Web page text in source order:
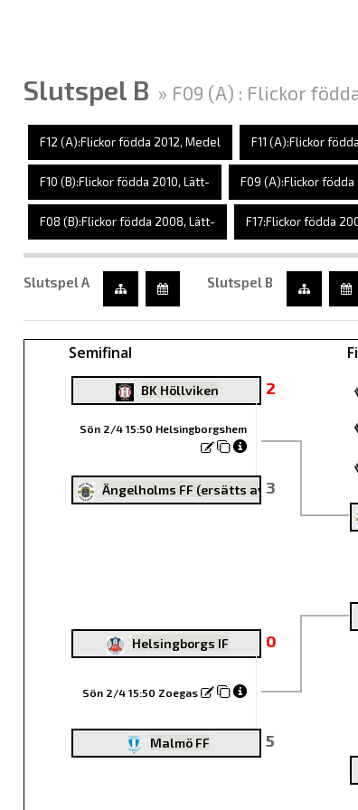
Slutspel B » F09 (A) : Flickor
F12 (A):Flickor födda 2012, Medel F11 (A):Flickor
F10 (B):Flickor födda 2010, Lätt- F09 (A):Flickor
F08 (B):Flickor födda 2008, Lätt- F17:Flickor födda
Slutspel A Slutspel B
Semifinal
BK Höllviken 2
Sön 2/4 15:50 Helsingborgshem
Ängelholms FF (ersätts av Gif Nike)
3
Helsingborgs IF 0
Sön 2/4 15:50 Zoegas
Malmö FF 5